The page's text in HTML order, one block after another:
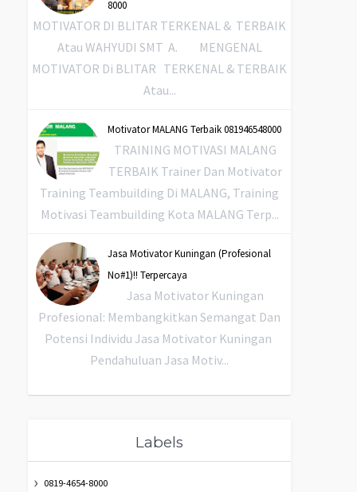
8000
MOTIVATOR DI BLITAR TERKENAL & TERBAIK
Atau WAHYUDI SMT A. MENGENAL
MOTIVATOR Di BLITAR TERKENAL & TERBAIK
Atau...
Motivator MALANG Terbaik 081946548000
TRAINING MOTIVASI MALANG
TERBAIK Trainer Dan Motivator
Training Teambuilding Di MALANG, Training
Motivasi Teambuilding Kota MALANG Terp...
Jasa Motivator Kuningan (Profesional
No#1)!! Terpercaya
Jasa Motivator Kuningan
Profesional: Membangkitkan Semangat Dan
Potensi Individu Jasa Motivator Kuningan
Pendahuluan Jasa Motiv...
Labels
0819-4654-8000